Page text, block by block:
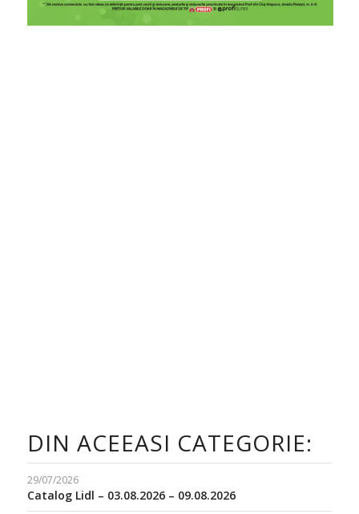
DIN ACEEASI CATEGORIE:
29/07/2026
Catalog Lidl – 03.08.2026 – 09.08.2026